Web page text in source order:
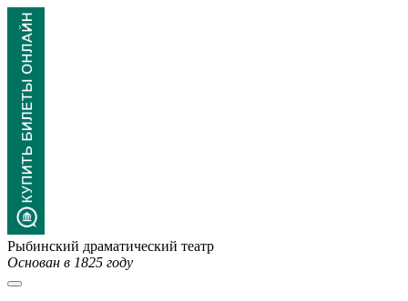
Рыбинский драматический театр
Основан в 1825 году